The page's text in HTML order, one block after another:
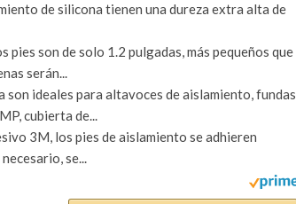
de silicona tienen una dureza extra alta de
son de solo 1.2 pulgadas, más pequeños que
serán...
ideales para altavoces de aislamiento, fundas
cubierta de...
3M, los pies de aislamiento se adhieren
se...